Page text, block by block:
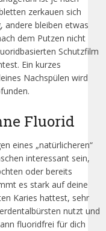
zerkauen sich
andere bleiben etwas
dem Putzen nicht
Schutzfilm
Ein kurzes
Nachspülen wird
Fluorid
eines „natürlicheren“
interessant sein,
oder bereits
es stark auf deine
Karies hattest, sehr
nutzt und
fluoridfrei für dich